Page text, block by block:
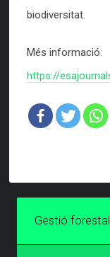
biodiversitat.
Més informació:
https://
Gestió